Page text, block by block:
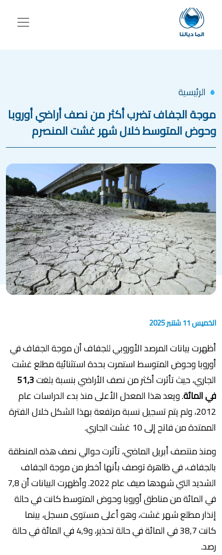
تجاوز إلى المحتوى الرئيسي
الرئيسية
موجة الجفاف تضرب أكثر من نصف أراضي أوروبا
وحوض المتوسط خلال شهر غشت المنصرم
الخميس 11 شتنبر 2025
أظهرت بيانات المرصد الأوروبي للجفاف أن موجة الجفاف في
أوروبا وحوض المتوسط استمرت بحدة استثنائية مطلع غشت
الجاري، حيث تأثرت أكثر من نصف الأراضي بنسبة بلغت51,3
في المائة. ويعد هذا المعدل الأعلى منذ بدء الدراسات عام
2012، ولم يتم تسجيل نسبة مرتفعة بهذا الشكل خلال الفترة
الممتدة من فاتح إلى 10 غشت الجاري.
ومنذ منتصف أبريل الماضي، تأثرت حوالي نصف هذه المنطقة
بالجفاف، في ظاهرة توصف بأنها أخطر من موجة الجفاف
الشديد التي شهدها صيف عام 2022. وأظهرت البيانات أن 7,8
في المائة من مناطق أوروبا وحوض المتوسط كانت في حالة
إنذار مطلع شهر غشت، وهو أعلى مستوى مسجل، بينما
كانت 38,7 في المائة في حالة تحذير، و4,9 في المائة في حالة
رصد.